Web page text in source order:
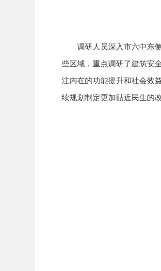
调研人员深入市六中东侧
些区域，重点调研了建筑安
注内在的功能提升和社会效
续规划制定更加贴近民生的